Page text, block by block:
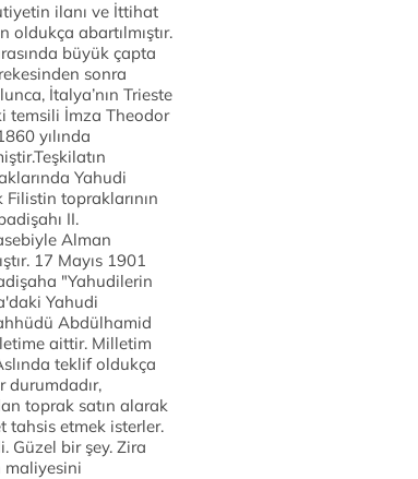
ilanı ve İttihat
abartılmıştır.
büyük çapta
sonra
İtalya’nın Trieste
temsili İmza Theodor
yılında
Yahudi
topraklarının
II.
Alman
17 Mayıs 1901
"Yahudilerin
Yahudi
Abdülhamid
aittir. Milletim
teklif oldukça
durumdadır,
toprak satın alarak
tahsis etmek isterler.
Güzel bir şey. Zira
maliyesini